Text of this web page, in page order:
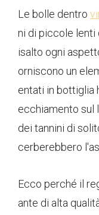
Le bolle dentro
ni di piccole lenti
isalto ogni
orniscono un
entati in bottiglia
ecchiamento sul
dei tannini di
cerberebbero
Ecco perché il
ante di alta